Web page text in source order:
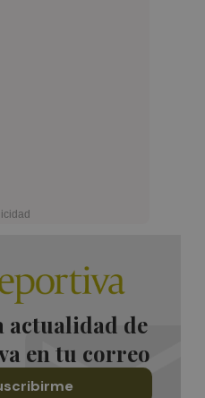
actualidad de
en tu correo